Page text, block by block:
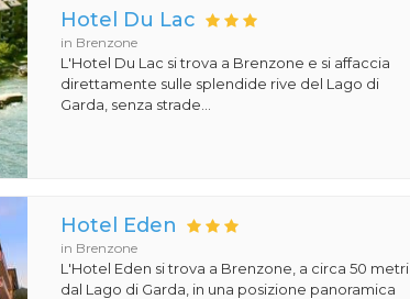
Hotel Du Lac
in Brenzone
L'Hotel Du Lac si trova a Brenzone e si affaccia
direttamente sulle splendide rive del Lago di
Garda, senza strade...
Hotel Eden
in Brenzone
L'Hotel Eden si trova a Brenzone, a circa 50 metri
dal Lago di Garda, in una posizione panoramica